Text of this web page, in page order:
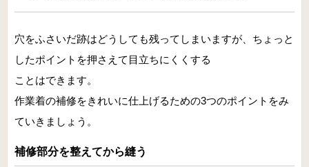
穴をふさいだ跡はどうしても残ってしまいますが、ちょっと
したポイントを押さえて目立ちにくくする
ことはできます。
作業着の補修をきれいに仕上げるための3つのポイントをみ
ていきましょう。
補修部分を整えてから縫う